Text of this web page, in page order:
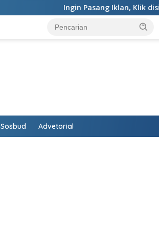
Ingin Pasang Iklan,Klik disini -
Sosbud Advetorial